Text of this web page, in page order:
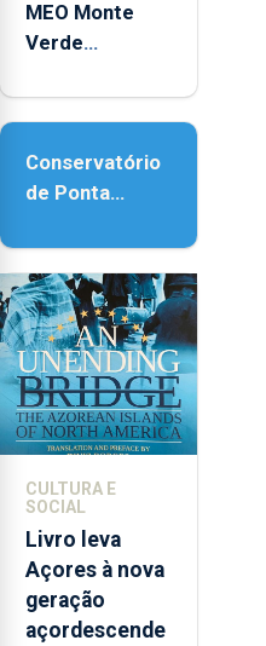
Coliseu
Micaelense
MEO Monte
Verde
reforço da
Conservatório
de Ponta
contar com
novos
instrumentos
CULTURA E
SOCIAL
Livro leva
Açores à nova
geração
açordescende